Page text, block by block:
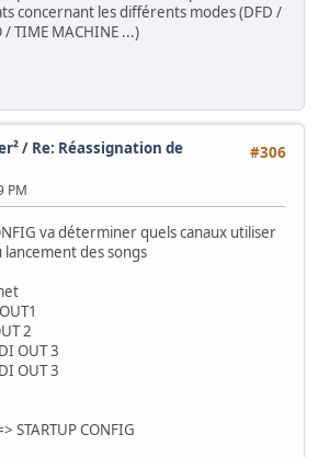
concernant les différents modes (DFD /
/ TIME MACHINE ...)
#306
/ Re: Réassignation de
PM
va déterminer quels canaux utiliser
des songs
2
OUT 3
OUT 3
STARTUP CONFIG